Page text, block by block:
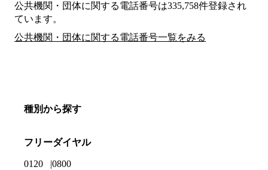
公共機関・団体に関する電話番号は335,758件登録され
ています。
公共機関・団体に関する電話番号一覧をみる
種別から探す
フリーダイヤル
0120 0800